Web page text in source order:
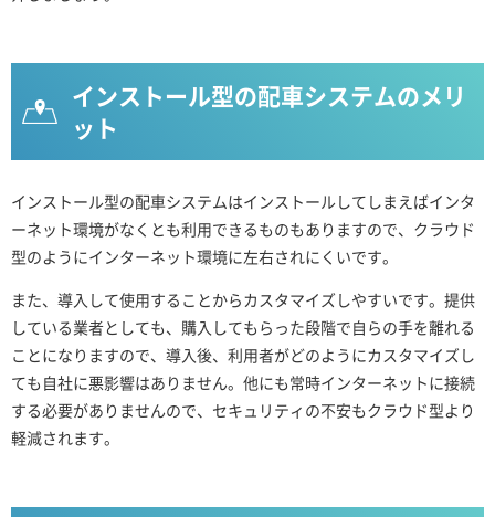
インストール型の配車システムのメリ
ット
インストール型の配車システムはインストールしてしまえばインタ
ーネット環境がなくとも利用できるものもありますので、クラウド
型のようにインターネット環境に左右されにくいです。
また、導入して使用することからカスタマイズしやすいです。提供
している業者としても、購入してもらった段階で自らの手を離れる
ことになりますので、導入後、利用者がどのようにカスタマイズし
ても自社に悪影響はありません。他にも常時インターネットに接続
する必要がありませんので、セキュリティの不安もクラウド型より
軽減されます。